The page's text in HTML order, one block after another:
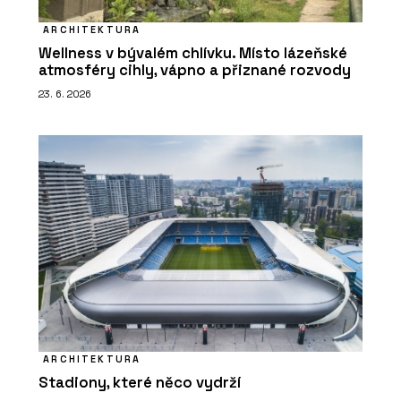
ARCHITEKTURA
Wellness v bývalém chlívku. Místo lázeňské
atmosféry cihly, vápno a přiznané rozvody
23. 6. 2026
ARCHITEKTURA
Stadiony, které něco vydrží